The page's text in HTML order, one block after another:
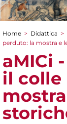
Tu sei qui
Home > Didattica >
perduto: la mostra e
aMICi
il colle